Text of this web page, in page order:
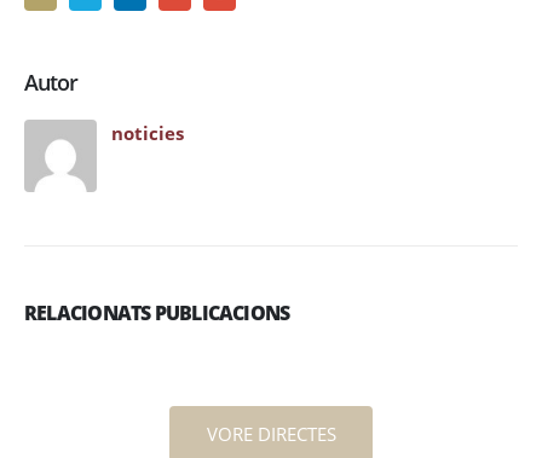
Autor
noticies
RELACIONATS PUBLICACIONS
VORE DIRECTES